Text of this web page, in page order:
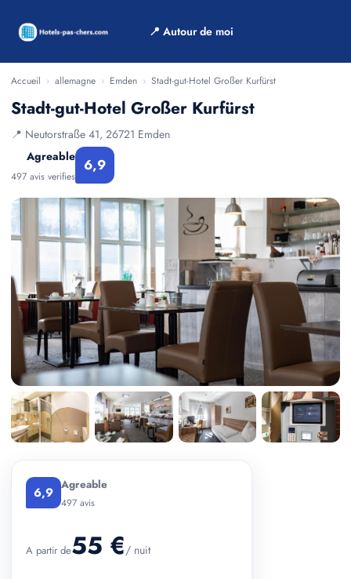
📍 Autour de moi
Accueil › allemagne › Emden › Stadt-gut-Hotel Großer Kurfürst
Stadt-gut-Hotel Großer Kurfürst
📍 Neutorstraße 41, 26721 Emden
Agreable
497 avis verifies
6,9
6,9 Agreable
497 avis
A partir de55 €/ nuit